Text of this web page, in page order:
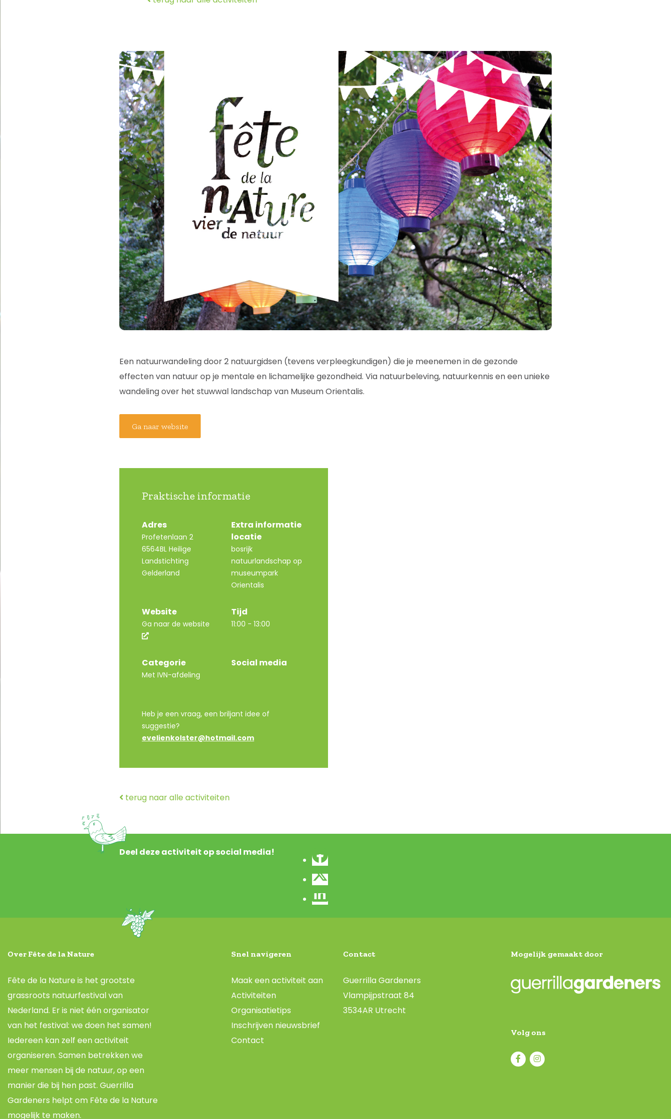
Een natuurwandeling door 2 natuurgidsen (tevens verpleegkundigen) die je meenemen in de gezonde
effecten van natuur op je mentale en lichamelijke gezondheid. Via natuurbeleving, natuurkennis en een unieke
wandeling over het stuwwal landschap van Museum Orientalis.
Ga naar website
Praktische informatie
Adres
Profetenlaan 2
6564BL Heilige
Landstichting
Gelderland
Extra informatie
locatie
bosrijk
natuurlandschap op
museumpark
Orientalis
Website
Ga naar de website
Tijd
11:00 - 13:00
Categorie
Met IVN-afdeling
Social media
Heb je een vraag, een briljant idee of
suggestie?
evelienkolster@hotmail.com
terug naar alle activiteiten
Deel deze activiteit op social media!
Over Fête de la Nature
Fête de la Nature is het grootste
grassroots natuurfestival van
Nederland. Er is niet één organisator
van het festival: we doen het samen!
Iedereen kan zelf een activiteit
organiseren. Samen betrekken we
meer mensen bij de natuur, op een
manier die bij hen past. Guerrilla
Gardeners helpt om Fête de la Nature
mogelijk te maken.
Snel navigeren
Maak een activiteit aan
Activiteiten
Organisatietips
Inschrijven nieuwsbrief
Contact
Contact
Guerrilla Gardeners
Vlampijpstraat 84
3534AR Utrecht
Mogelijk gemaakt door
Volg ons